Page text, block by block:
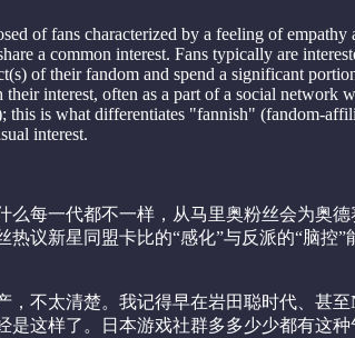
of fans characterized by a feeling of empathy
a common interest. Fans typically are
of their fandom and spend a significant
interest, often as a part of a social network
this is what differentiates "fannish" (fandom-
interest.
么每一代都不一样，从马里奥粉丝会为奥
议新星同盟卡比的“感化”与反派的“脑控”
，不太清楚。我记得早在岩田聪时代、甚至
是这样了。日本游戏社群多多少少都有这种